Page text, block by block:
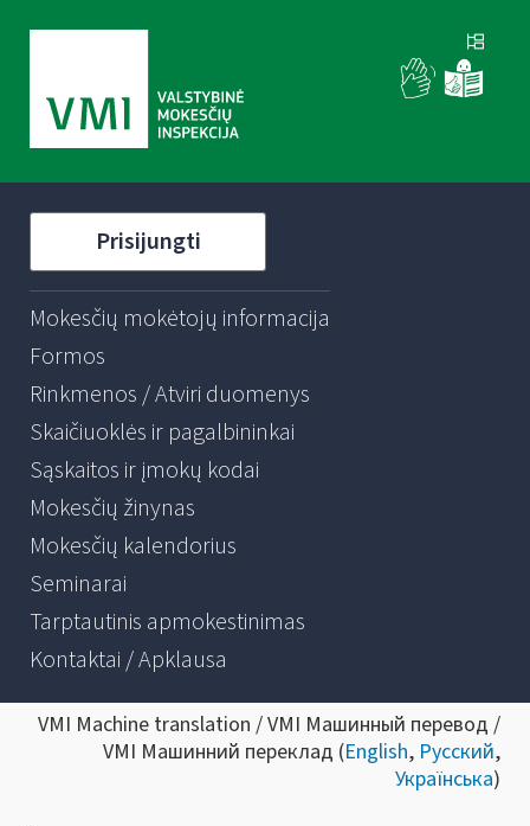
Prisijungti
Mokesčių mokėtojų informacija
Formos
Rinkmenos / Atviri duomenys
Skaičiuoklės ir pagalbininkai
Sąskaitos ir įmokų kodai
Mokesčių žinynas
Mokesčių kalendorius
Seminarai
Tarptautinis apmokestinimas
Kontaktai / Apklausa
VMI Machine translation / VMI Машинный перевод /
VMI Машинний переклад (English, Русский,
Українська)